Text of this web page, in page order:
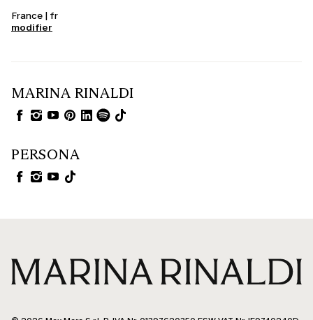
France | fr
modifier
MARINA RINALDI
PERSONA